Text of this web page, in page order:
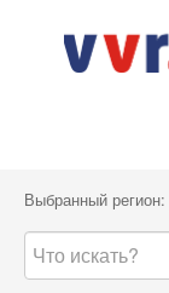
Выбранный регион: